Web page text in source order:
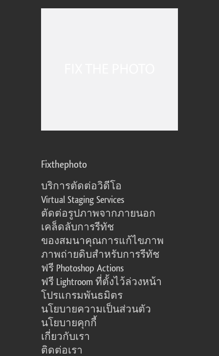
Fixthephoto
บริการตัดต่อวิดีโอ
Virtual Staging Services
ตัดต่อรูปภาพจากภายนอก
เคล็ดลับการรีทัช
ของสมนาคุณการแก้ไขภาพ
ภาพถ่ายดิบสำหรับการรีทัช
ฟรี Photoshop Actions
ฟรี Lightroom ที่ตั้งไว้ล่วงหน้า
โปรแกรมพันธมิตร
นโยบายความเป็นส่วนตัว
นโยบายคุกกี้
เกี่ยวกับเรา
ติดต่อเรา